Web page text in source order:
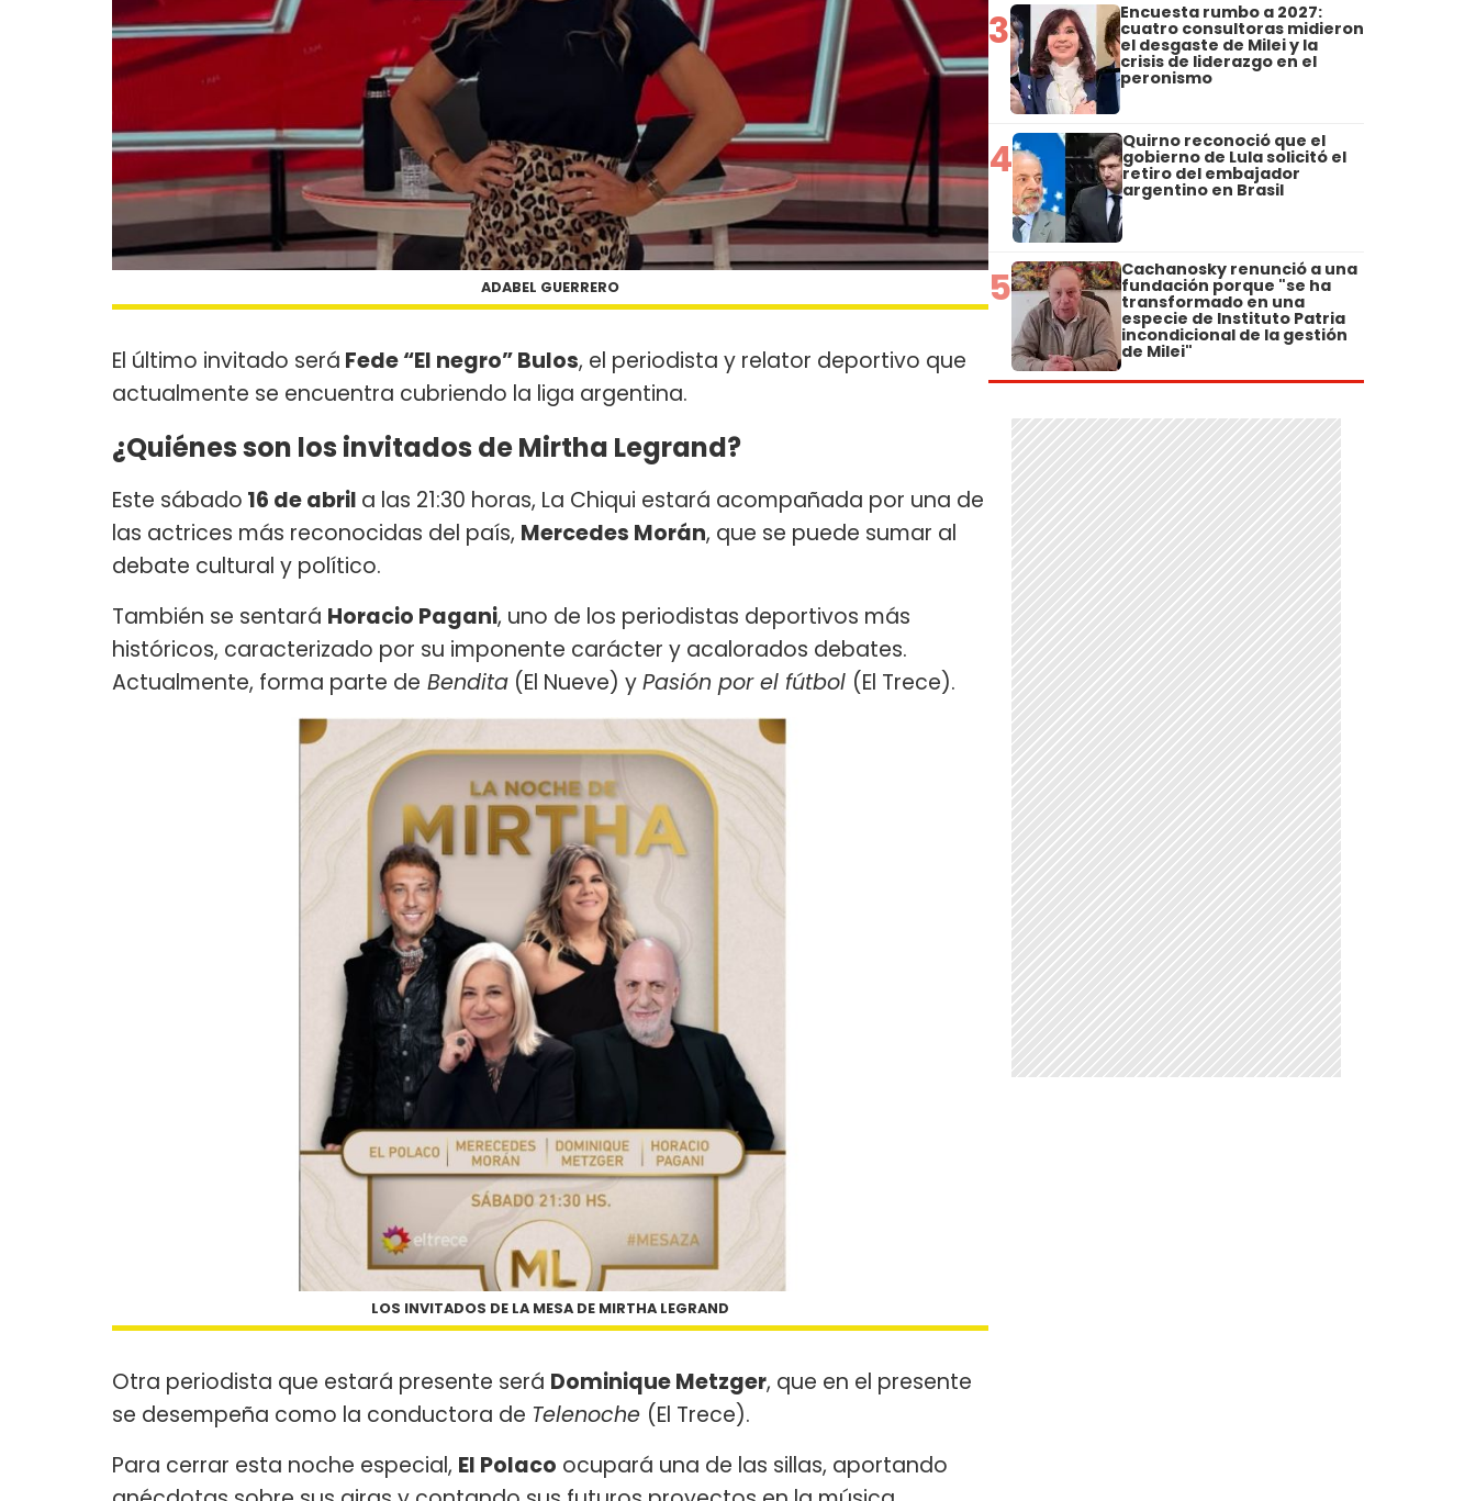
ADABEL GUERRERO
El último invitado será Fede “El negro” Bulos, el periodista y relator deportivo que
actualmente se encuentra cubriendo la liga argentina.
¿Quiénes son los invitados de Mirtha Legrand?
Este sábado 16 de abril a las 21:30 horas, La Chiqui estará acompañada por una de
las actrices más reconocidas del país, Mercedes Morán, que se puede sumar al
debate cultural y político.
También se sentará Horacio Pagani, uno de los periodistas deportivos más
históricos, caracterizado por su imponente carácter y acalorados debates.
Actualmente, forma parte de Bendita (El Nueve) yPasión por el fútbol (El Trece).
LOS INVITADOS DE LA MESA DE MIRTHA LEGRAND
Otra periodista que estará presente será Dominique Metzger, que en el presente
se desempeña como la conductora de Telenoche (El Trece).
Para cerrar esta noche especial, El Polaco ocupará una de las sillas, aportando
3 Encuesta rumbo a 2027:
cuatro consultoras midieron
el desgaste de Milei y la
crisis de liderazgo en el
peronismo
4 Quirno reconoció que el
gobierno de Lula solicitó el
retiro del embajador
argentino en Brasil
5 Cachanosky renunció a una
fundación porque "se ha
transformado en una
especie de Instituto Patria
incondicional de la gestión
de Milei"